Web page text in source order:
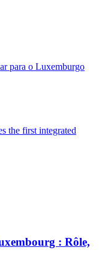
para o Luxemburgo
the first integrated
: Rôle,